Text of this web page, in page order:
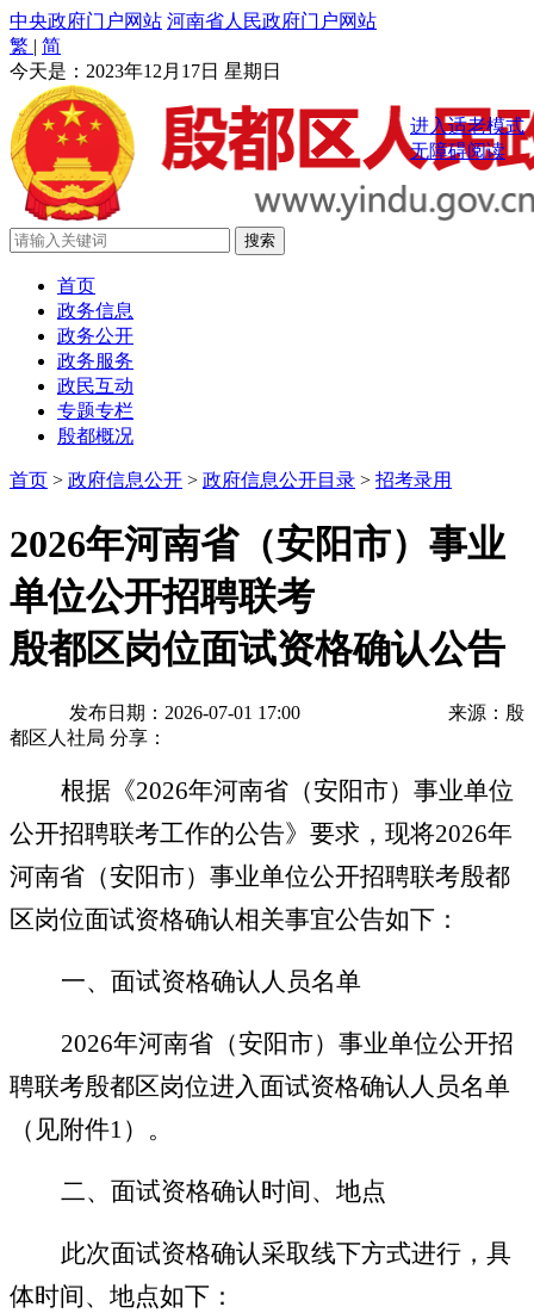
中央政府门户网站 河南省人民政府门户网站
繁 | 简
今天是： 2023年12月17日 星期日
进入适老模式
无障碍阅读
首页
政务信息
政务公开
政务服务
政民互动
专题专栏
殷都概况
首页 > 政府信息公开 > 政府信息公开目录 > 招考录用
2026年河南省（安阳市）事业
单位公开招聘联考
殷都区岗位面试资格确认公告
发布日期：2026-07-01 17:00
来源：殷
都区人社局 分享：
根据《2026年河南省（安阳市）事业单位
公开招聘联考工作的公告》要求，现将2026年
河南省（安阳市）事业单位公开招聘联考殷都
区岗位面试资格确认相关事宜公告如下：
一、 面试资格确认 人员名单
2026年河南省（安阳市）事业单位公开招
聘联考殷都区岗位进入面试资格确认 人员名单
（见附件1）。
二、 面试资格确认时间、地点
此次面试资格确认采取线下方式进行，具
体时间、地点如下：